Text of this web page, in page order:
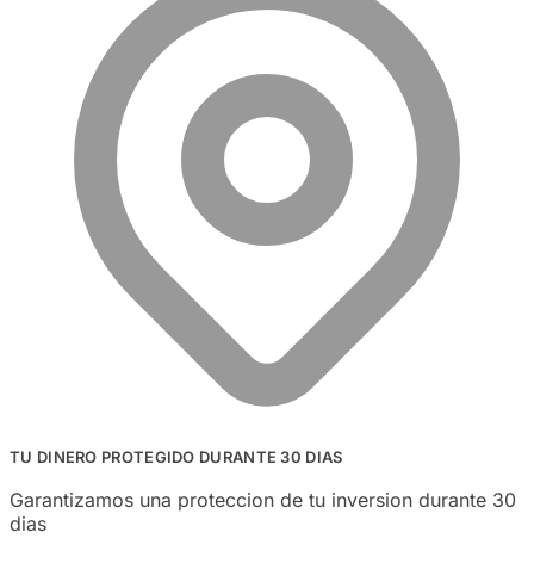
TU DINERO PROTEGIDO DURANTE 30 DIAS
Garantizamos una proteccion de tu inversion durante 30
dias